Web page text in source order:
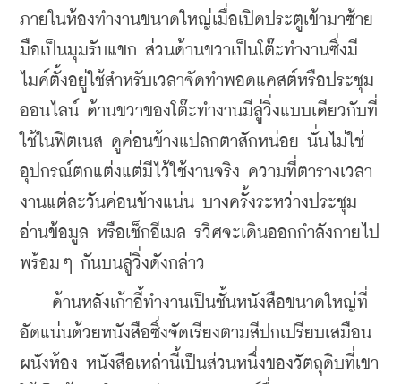
ภายในห้องทำงานขนาดใหญ่เมื่อเปิดประตูเข้ามาซ้าย
มือเป็นมุมรับแขก ส่วนด้านขวาเป็นโต๊ะทำงานซึ่งมี
ไมค์ตั้งอยู่ใช้สำหรับเวลาจัดทำพอดแคสต์หรือประชุม
ออนไลน์ ด้านขวาของโต๊ะทำงานมีลู่วิ่งแบบเดียวกับที่
ใช้ในฟิตเนส ดูค่อนข้างแปลกตาสักหน่อย นั่นไม่ใช่
อุปกรณ์ตกแต่งแต่มีไว้ใช้งานจริง ความที่ตารางเวลา
งานแต่ละวันค่อนข้างแน่น บางครั้งระหว่างประชุม
อ่านข้อมูล หรือเช็กอีเมล รวิศจะเดินออกกำลังกายไป
พร้อมๆ กันบนลู่วิ่งดังกล่าว
ด้านหลังเก้าอี้ทำงานเป็นชั้นหนังสือขนาดใหญ่ที่
อัดแน่นด้วยหนังสือซึ่งจัดเรียงตามสีปกเปรียบเสมือน
ผนังห้อง หนังสือเหล่านี้เป็นส่วนหนึ่งของวัตถุดิบที่เขา